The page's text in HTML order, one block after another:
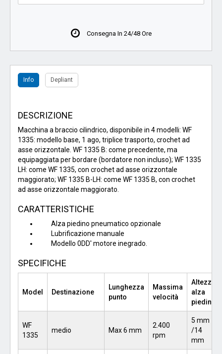
Consegna In 24/48 Ore
Info Depliant
DESCRIZIONE
Macchina a braccio cilindrico, disponibile in 4 modelli: WF
1335: modello base, 1 ago, triplice trasporto, crochet ad
asse orizzontale. WF 1335 B: come precedente, ma
equipaggiata per bordare (bordatore non incluso); WF 1335
LH: come WF 1335, con crochet ad asse orizzontale
maggiorato; WF 1335 B-LH: come WF 1335 B, con crochet
ad asse orizzontale maggiorato.
CARATTERISTICHE
Alza piedino pneumatico opzionale
Lubrificazione manuale
Modello 0DD' motore inegrado.
SPECIFICHE
Model Destinazione
Lunghezza
punto
Massima
velocità
Altezza
alza
piedino
WF
1335
medio Max 6 mm
2.400
rpm
5 mm
/14
mm